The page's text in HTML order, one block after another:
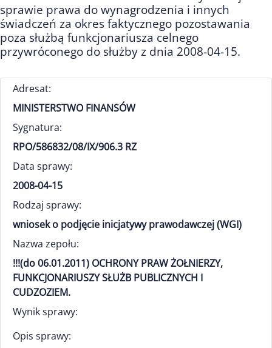
sprawie prawa do wynagrodzenia i innych
świadczeń za okres faktycznego pozostawania
poza służbą funkcjonariusza celnego
przywróconego do służby z dnia 2008-04-15.
Adresat:
MINISTERSTWO FINANSÓW
Sygnatura:
RPO/586832/08/IX/906.3 RZ
Data sprawy:
2008-04-15
Rodzaj sprawy:
wniosek o podjęcie inicjatywy prawodawczej (WGI)
Nazwa zepołu:
!!!(do 06.01.2011) OCHRONY PRAW ŻOŁNIERZY,
FUNKCJONARIUSZY SŁUŻB PUBLICZNYCH I
CUDZOZIEM.
Wynik sprawy:
Opis sprawy: